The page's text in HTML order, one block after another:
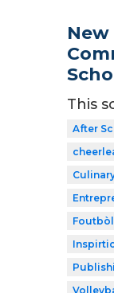
This
After
Foutbòl